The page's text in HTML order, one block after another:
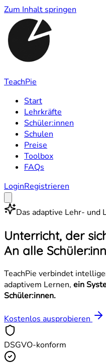
Zum Inhalt springen
TeachPie
Start
Lehrkräfte
Schüler:innen
Schulen
Preise
Toolbox
FAQs
LoginRegistrieren
Das adaptive Lehr- und
Unterricht, der
An alle
TeachPie verbindet
adaptivem Lernen, ein
Schüler:innen.
Kostenlos ausprobieren
DSGVO-konform